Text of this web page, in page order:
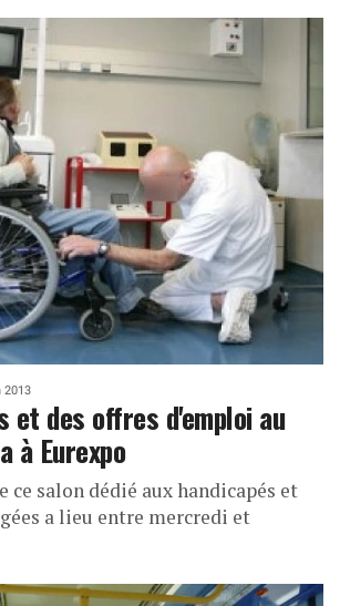
2013
et des offres d'emploi au
à Eurexpo
ce salon dédié aux handicapés et
a lieu entre mercredi et